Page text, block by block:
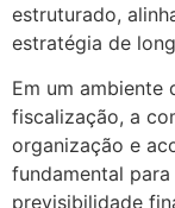
estruturado,
estratégia de
Em um ambiente
fiscalização, a
organização e
fundamental
previsibilidade